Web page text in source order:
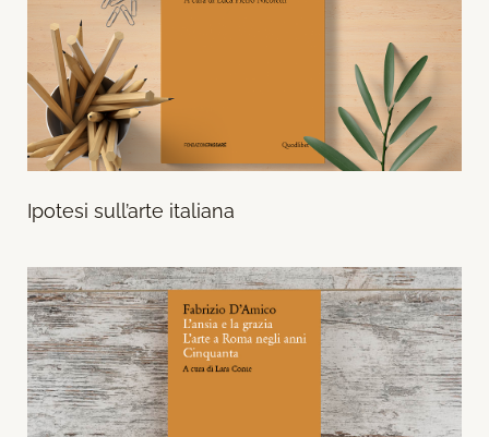
Ipotesi sull’arte italiana